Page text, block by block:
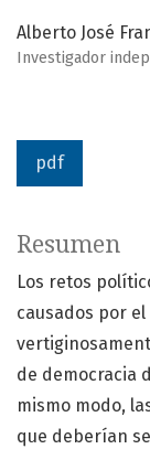
Alberto José
Investigador
pdf
Resumen
Los retos
causados por
de democracia
mismo modo,
que deberían